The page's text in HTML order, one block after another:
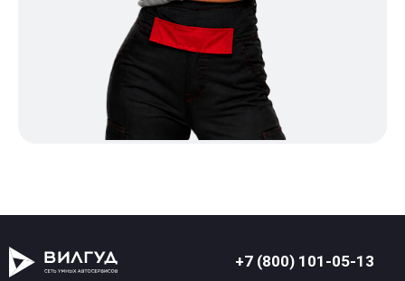
+7 (800) 101-05-13